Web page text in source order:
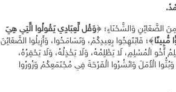
الضَّغَائِنِ وَالشَّحْنَاءِ؛ ﴿وَقُل لِّعِبَادِي يَقُولُوا الَّتِي هِيَ
مُّبِينًا﴾؛ فَابْتَهِجُوا بِعِيدِكُمْ، وَتَسَامَحُوا، وَأَزِيلُوا الضَّغَائِنَ
أَخُو الْمُسْلِمِ، لَا يَظْلِمُهُ، وَلَا يَخْذِلُهُ، وَلَا يَحْقِرُهُ،
الْأَمَلَ وَانْشُرُوا الْفَرْحَةَ فِي مُجْتَمَعِكُمْ وَزُورُوا